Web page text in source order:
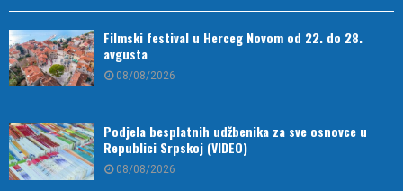
Filmski festival u Herceg Novom od 22. do 28.
avgusta
08/08/2026
Podjela besplatnih udžbenika za sve osnovce u
Republici Srpskoj (VIDEO)
08/08/2026